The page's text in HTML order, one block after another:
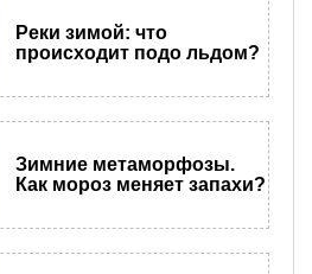
Реки зимой: что
происходит подо льдом?
Зимние метаморфозы.
Как мороз меняет запахи?